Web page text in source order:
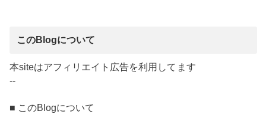
このBlogについて
本siteはアフィリエイト広告を利用してます
--
■ このBlogについて